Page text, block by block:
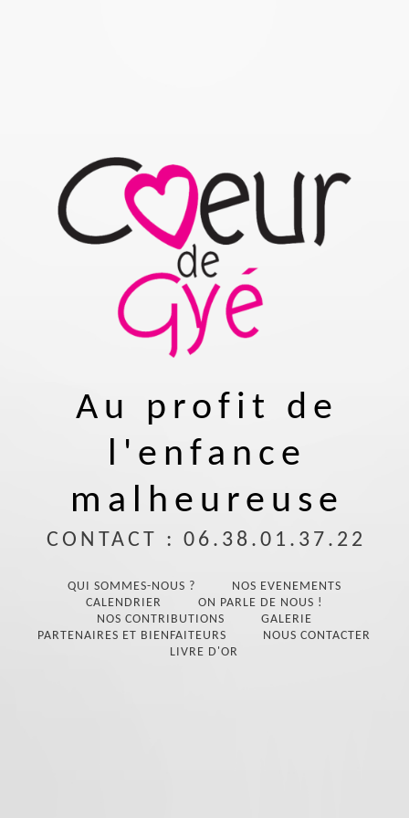
Au profit de
l'enfance
malheureuse
CONTACT : 06.38.01.37.22
QUI SOMMES-NOUS ?
NOS EVENEMENTS
CALENDRIER
ON PARLE DE NOUS !
NOS CONTRIBUTIONS
GALERIE
PARTENAIRES ET BIENFAITEURS
NOUS CONTACTER
LIVRE D'OR